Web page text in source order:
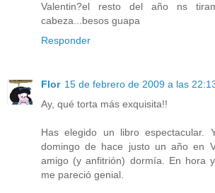
Valentin?el resto del año ns
cabeza...besos guapa
Responder
Flor 15 de febrero de 2009 a las
Ay, qué torta más exquisita!!
Has elegido un libro espectacular.
domingo de hace justo un año en
amigo (y anfitrión) dormía. En hora
me pareció genial.